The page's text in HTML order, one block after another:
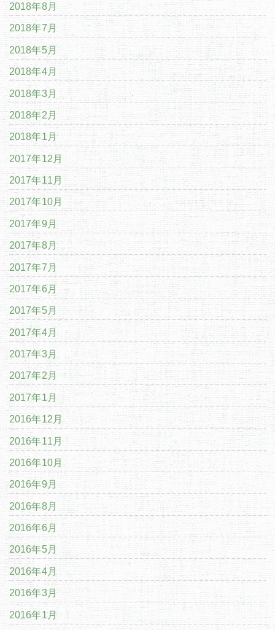
2018年8月
2018年7月
2018年5月
2018年4月
2018年3月
2018年2月
2018年1月
2017年12月
2017年11月
2017年10月
2017年9月
2017年8月
2017年7月
2017年6月
2017年5月
2017年4月
2017年3月
2017年2月
2017年1月
2016年12月
2016年11月
2016年10月
2016年9月
2016年8月
2016年6月
2016年5月
2016年4月
2016年3月
2016年1月